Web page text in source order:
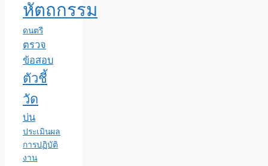
หัตถกรรม
ดนตรี
ตรวจ
ข้อสอบ
ตัวชี้
วัด
บ่น
ประเมินผล
การปฏิบัติ
งาน